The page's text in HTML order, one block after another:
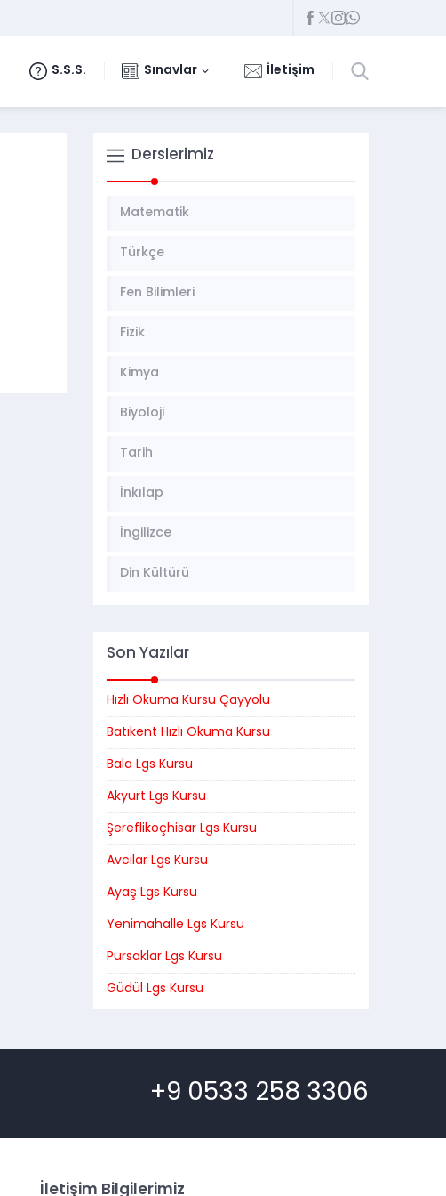
S.S.S. Sınavlar İletişim
Derslerimiz
Matematik
Türkçe
Fen Bilimleri
Fizik
Kimya
Biyoloji
Tarih
İnkılap
İngilizce
Din Kültürü
Son Yazılar
Hızlı Okuma Kursu Çayyolu
Batıkent Hızlı Okuma Kursu
Bala Lgs Kursu
Akyurt Lgs Kursu
Şereflikoçhisar Lgs Kursu
Avcılar Lgs Kursu
Ayaş Lgs Kursu
Yenimahalle Lgs Kursu
Pursaklar Lgs Kursu
Güdül Lgs Kursu
+9 0533 258 3306
İletişim Bilgilerimiz